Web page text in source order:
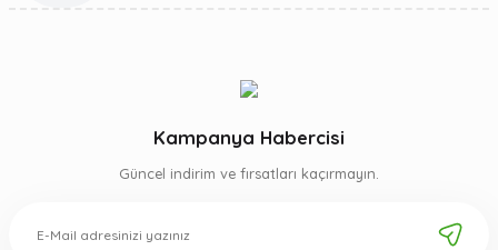
Kampanya Habercisi
Güncel indirim ve fırsatları kaçırmayın.